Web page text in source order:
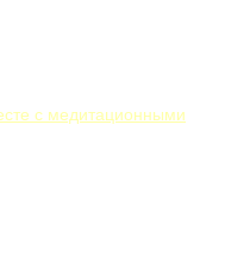
с медитационными